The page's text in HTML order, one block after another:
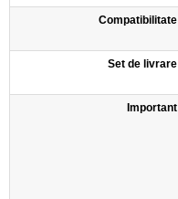
Compatibilitate
Set de livrare
Important